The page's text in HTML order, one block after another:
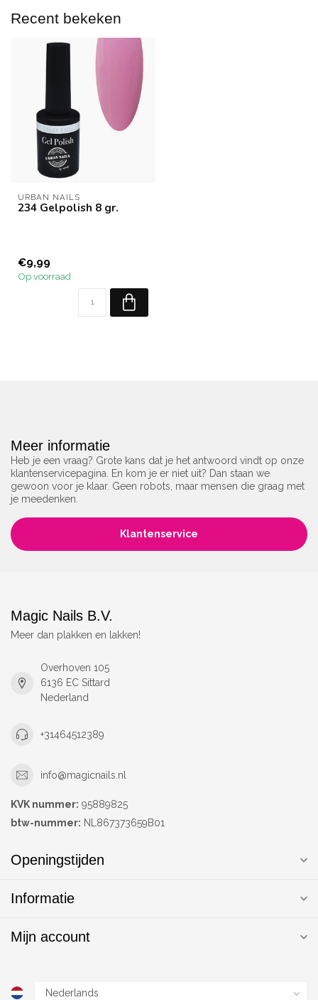
Recent bekeken
URBAN NAILS
234 Gelpolish 8 gr.
€9,99
Op voorraad
Meer informatie
Heb je een vraag? Grote kans dat je het antwoord vindt op onze
klantenservicepagina. En kom je er niet uit? Dan staan we
gewoon voor je klaar. Geen robots, maar mensen die graag met
je meedenken.
Klantenservice
Magic Nails B.V.
Meer dan plakken en lakken!
Overhoven 105
6136 EC Sittard
Nederland
+31464512389
info@magicnails.nl
KVK nummer: 95889825
btw-nummer: NL867373659B01
Openingstijden
Informatie
Mijn account